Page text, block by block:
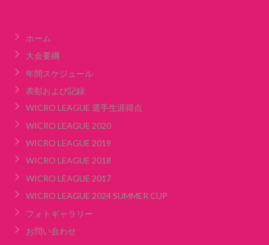
ホーム
大会要綱
年間スケジュール
表彰および記録
WICRO LEAGUE 選手生涯得点
WICRO LEAGUE 2020
WICRO LEAGUE 2019
WICRO LEAGUE 2018
WICRO LEAGUE 2017
WICRO LEAGUE 2024 SUMMER CUP
フォトギャラリー
お問い合わせ